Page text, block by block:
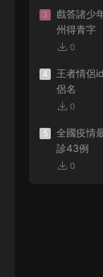
3
戲答諸少
州得青字
0
4
王者情侶
侶名
0
5
全國疫情
診43例
0